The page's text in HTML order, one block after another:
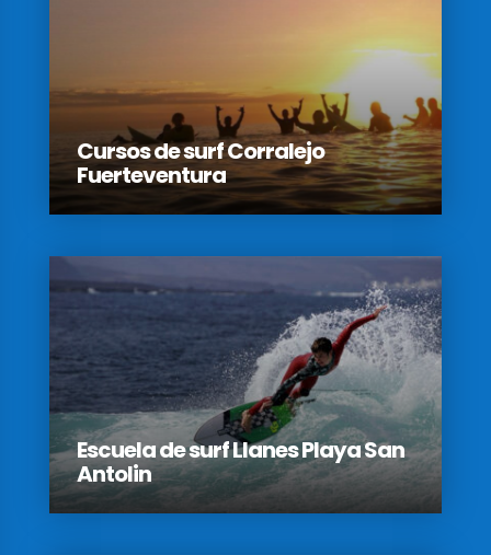
Cursos de surf Corralejo
Fuerteventura
Escuela de surf Llanes Playa San
Antolin